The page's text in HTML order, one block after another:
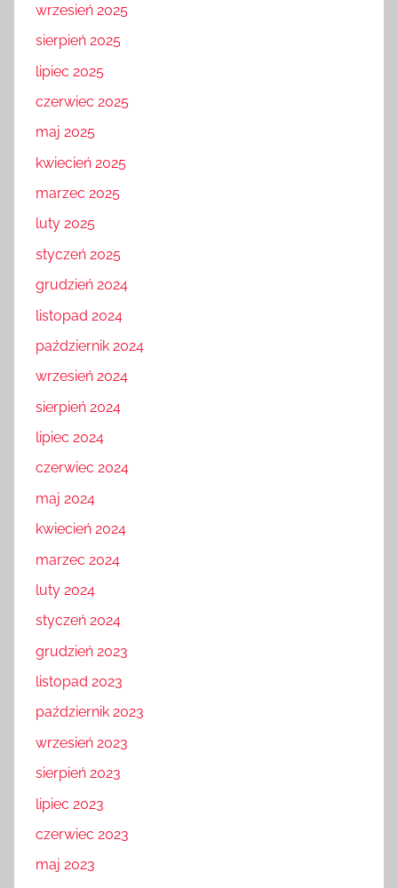
wrzesień 2025
sierpień 2025
lipiec 2025
czerwiec 2025
maj 2025
kwiecień 2025
marzec 2025
luty 2025
styczeń 2025
grudzień 2024
listopad 2024
październik 2024
wrzesień 2024
sierpień 2024
lipiec 2024
czerwiec 2024
maj 2024
kwiecień 2024
marzec 2024
luty 2024
styczeń 2024
grudzień 2023
listopad 2023
październik 2023
wrzesień 2023
sierpień 2023
lipiec 2023
czerwiec 2023
maj 2023